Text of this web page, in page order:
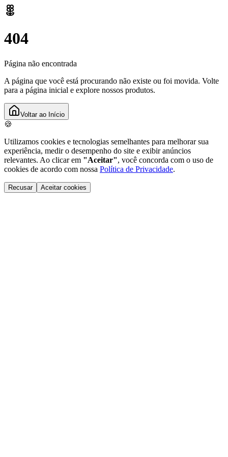
404
Página não encontrada
A página que você está procurando não existe ou foi movida. Volte
para a página inicial e explore nossos produtos.
Voltar ao Início
🍪
Utilizamos cookies e tecnologias semelhantes para melhorar sua
experiência, medir o desempenho do site e exibir anúncios
relevantes. Ao clicar em "Aceitar", você concorda com o uso de
cookies de acordo com nossa Política de Privacidade.
Recusar Aceitar cookies